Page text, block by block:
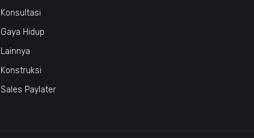
Konsultasi
Gaya Hidup
Lainnya
Konstruksi
Sales Paylater